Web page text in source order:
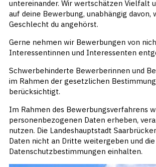
untereinander. Wir wertschätzen Vielfalt
auf deine Bewerbung, unabhängig davon,
Geschlecht du angehörst.
Gerne nehmen wir Bewerbungen von
Interessentinnen und Interessenten
Schwerbehinderte Bewerberinnen und
im Rahmen der gesetzlichen
berücksichtigt.
Im Rahmen des Bewerbungsverfahrens
personenbezogenen Daten erheben,
nutzen. Die Landeshauptstadt
Daten nicht an Dritte weitergeben und
Datenschutzbestimmungen einhalten.